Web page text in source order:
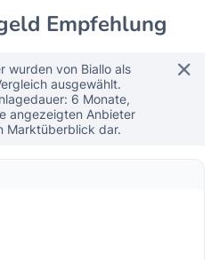
Empfehlung
wurden von Biallo als
ausgewählt.
6 Monate,
angezeigten Anbieter
Marktüberblick dar.